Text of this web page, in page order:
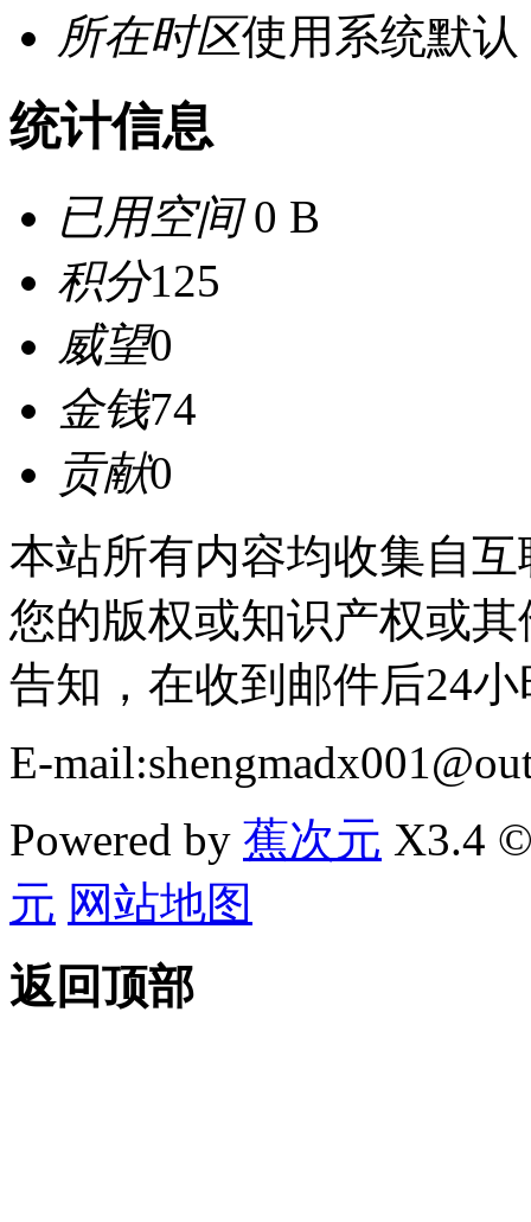
所在时区使用系统默认
统计信息
已用空间0 B
积分125
威望0
金钱74
贡献0
本站所有内容均收集自
您的版权或知识产权或
告知，在收到邮件后24
E-
Powered by 蕉次元 X3.4
元 网站地图
返回顶部